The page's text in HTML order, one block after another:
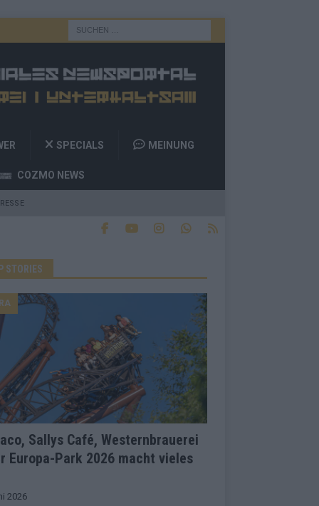
SPECIALS MEINUNG
COZMO NEWS
STORIES
Sallys Café, Westernbrauerei
Europa-Park 2026 macht vieles
2026